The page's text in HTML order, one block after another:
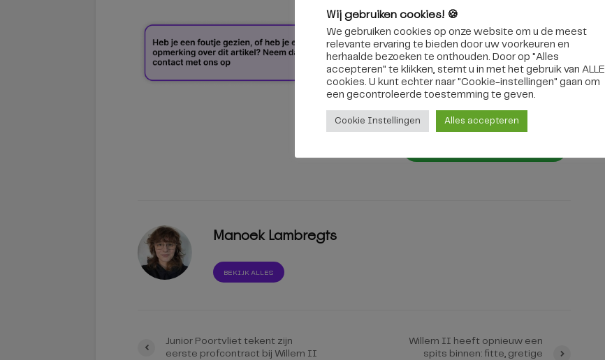
bomen cityring parkring
petitie zinloos geveld
Manoek Lambregts
BEKIJK ALLES
Junior Poortvliet tekent zijn
eerste profcontract bij Willem II
Willem II heeft opnieuw een
spits binnen: fitte, gretige
Wij gebruiken cookies! 🍪
We gebruiken cookies op onze website om u de meest
relevante ervaring te bieden door uw voorkeuren en
herhaalde bezoeken te onthouden. Door op "Alles
accepteren" te klikken, stemt u in met het gebruik van ALLE
cookies. U kunt echter naar "Cookie-instellingen" gaan om
een ​​gecontroleerde toestemming te geven.
Cookie Instellingen Alles accepteren